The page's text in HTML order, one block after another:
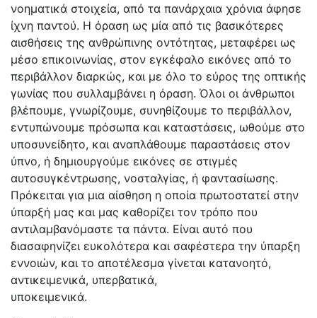
νοηματικά στοιχεία, από τα πανάρχαια χρόνια άφησε
ίχνη παντού. Η όραση ως μία από τις βασικότερες
αισθήσεις της ανθρώπινης οντότητας, μεταφέρει ως
μέσο επικοινωνίας, στον εγκέφαλο εικόνες από το
περιβάλλον διαρκώς, και με όλο το εύρος της οπτικής
γωνίας που συλλαμβάνει η όραση. Όλοι οι άνθρωποι
βλέπουμε, γνωρίζουμε, συνηθίζουμε το περιβάλλον,
εντυπώνουμε πρόσωπα και καταστάσεις, ωθούμε στο
υποσυνείδητο, και αναπλάθουμε παραστάσεις στον
ύπνο, ή δημιουργούμε εικόνες σε στιγμές
αυτοσυγκέντρωσης, νοσταλγίας, ή φαντασίωσης.
Πρόκειται για μια αίσθηση η οποία πρωτοστατεί στην
ύπαρξή μας και μας καθορίζει τον τρόπο που
αντιλαμβανόμαστε τα πάντα. Είναι αυτό που
διασαφηνίζει ευκολότερα και σαφέστερα την ύπαρξη
εννοιών, και το αποτέλεσμα γίνεται κατανοητό,
αντικειμενικά, υπερβατικά,
υποκειμενικά.